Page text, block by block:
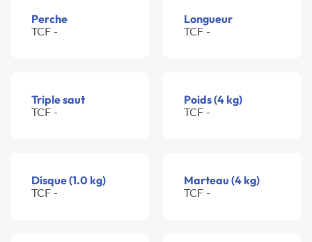
Perche
TCF -
Longueur
TCF -
Triple saut
TCF -
Poids (4 kg)
TCF -
Disque (1.0 kg)
TCF -
Marteau (4 kg)
TCF -